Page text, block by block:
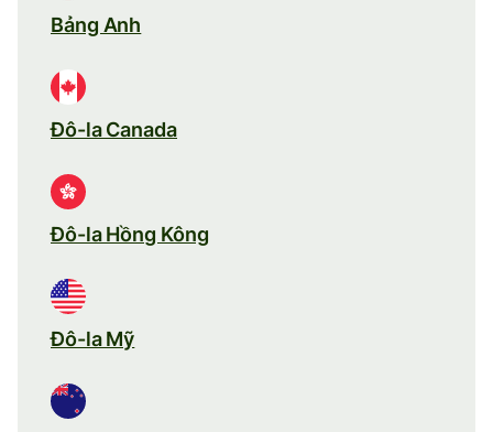
Bảng Anh
Đô-la Canada
Đô-la Hồng Kông
Đô-la Mỹ